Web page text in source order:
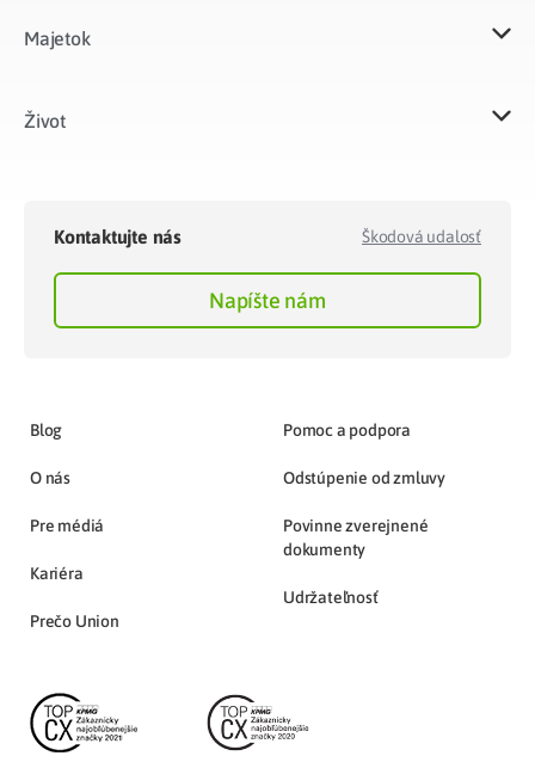
Majetok​
Život​
Kontaktujte nás Škodová udalosť
Napíšte nám
Blog
O nás
Pre médiá
Kariéra
Prečo Union
Pomoc a podpora
Odstúpenie od zmluvy
Povinne zverejnené
dokumenty
Udržateľnosť